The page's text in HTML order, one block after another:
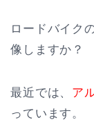
ロードバイク
像しますか？
最近では、 ア
っています。